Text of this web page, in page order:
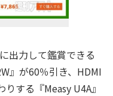
出力して鑑賞できる
』が60％引き、HDMI
する『Measy U4A』